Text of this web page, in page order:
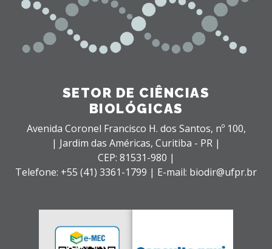
SETOR DE CIÊNCIAS
BIOLÓGICAS
Avenida Coronel Francisco H. dos Santos, nº 100,
| Jardim das Américas, Curitiba - PR |
CEP: 81531-980 |
Telefone: +55 (41) 3361-1799 | E-mail: biodir@ufpr.br